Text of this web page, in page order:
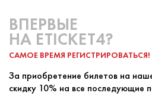
Придя на спектакль, вы
искрометного юмора и
импровизации и его
сцене. Здесь тонкая ирония и
переплетаются с
гоголевской мистикой.
ВПЕРВЫЕ
НА ETICKET4?
САМОЕ ВРЕМЯ РЕГИСТРИРОВАТЬСЯ!
За приобретение билетов на
скидку 10% на все последующие